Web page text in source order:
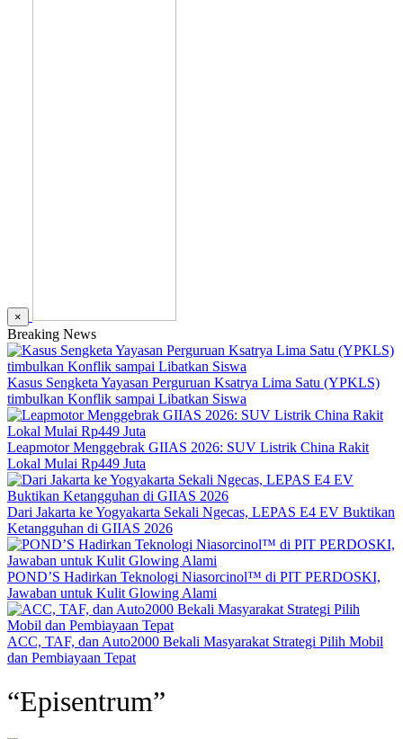
×
Breaking News
Kasus Sengketa Yayasan Perguruan Ksatrya Lima Satu (YPKLS)
timbulkan Konflik sampai Libatkan Siswa
Leapmotor Menggebrak GIIAS 2026: SUV Listrik China Rakit
Lokal Mulai Rp449 Juta
Dari Jakarta ke Yogyakarta Sekali Ngecas, LEPAS E4 EV Buktikan
Ketangguhan di GIIAS 2026
POND’S Hadirkan Teknologi Niasorcinol™ di PIT PERDOSKI,
Jawaban untuk Kulit Glowing Alami
ACC, TAF, dan Auto2000 Bekali Masyarakat Strategi Pilih Mobil
dan Pembiayaan Tepat
“Episentrum”